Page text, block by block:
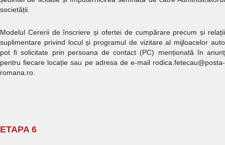
societății.
Modelul Cererii de înscriere și ofertei de cumpărare precum și relații
suplimentare privind locul și programul de vizitare al mijloacelor auto
pot fi solicitate prin persoana de contact (PC) menționată în anunț
pentru fiecare locație sau pe adresa de e-mail rodica.fetecau@posta-
romana.ro.
ETAPA 6